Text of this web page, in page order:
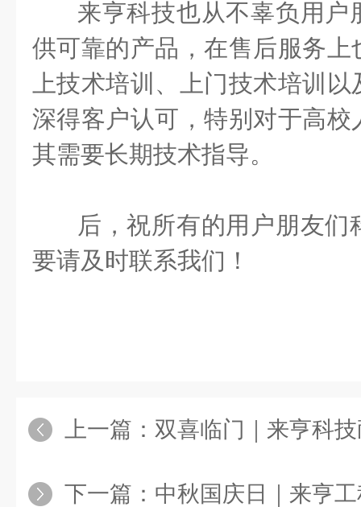
来亨科技也从不辜负用户
供可靠的产品，在售后服务
上技术培训、上门技术培训
深得客户认可，特别对于高
其需要长期技术指导。
后，祝所有的用户朋友们
要请及时联系我们！
上一篇： 双喜临门｜来亨科技耐酸碱
下一篇： 中秋国庆日｜来亨工程